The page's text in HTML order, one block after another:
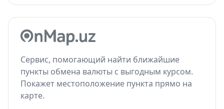
Сервис, помогающий найти ближайшие
пункты обмена валюты с выгодным курсом.
Покажет местоположение пункта прямо на
карте.